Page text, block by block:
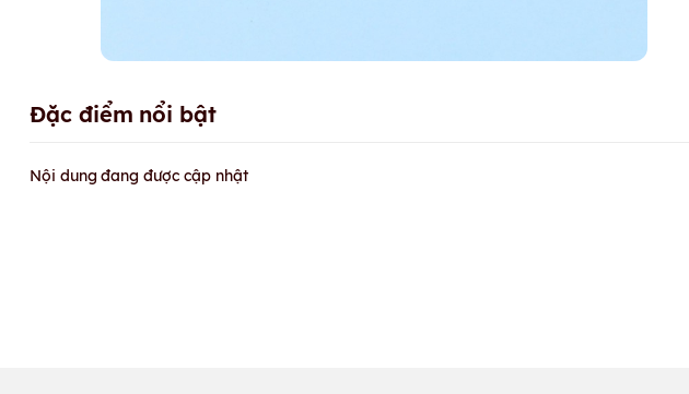
Đặc điểm nổi bật
Nội dung đang được cập nhật